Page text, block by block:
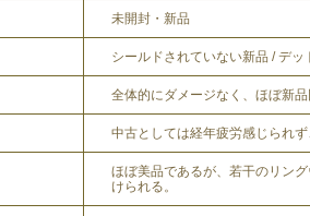
未開封・新品
シールドされていない新品 / デッ
全体的にダメージなく、ほぼ新品
中古としては経年疲労感じられず
ほぼ美品であるが、若干のリン
けられる。